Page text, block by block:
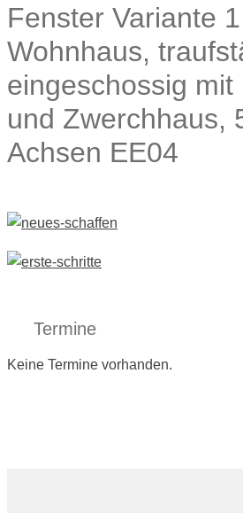
Fenster Variante 1
Wohnhaus,
eingeschossig mit
und Zwerchhaus,
Achsen EE04
Termine
Keine Termine vorhanden.